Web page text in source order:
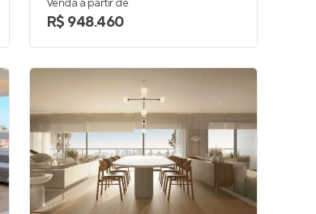
Venda a partir de
R$ 948.460